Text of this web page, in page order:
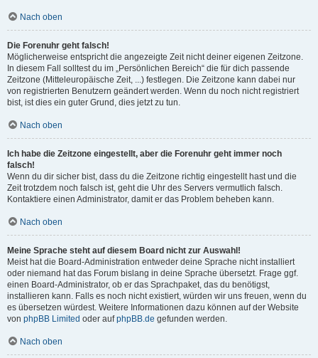
Nach oben
Die Forenuhr geht falsch!
Möglicherweise entspricht die angezeigte Zeit nicht deiner eigenen Zeitzone.
In diesem Fall solltest du im „Persönlichen Bereich“ die für dich passende
Zeitzone (Mitteleuropäische Zeit, ...) festlegen. Die Zeitzone kann dabei nur
von registrierten Benutzern geändert werden. Wenn du noch nicht registriert
bist, ist dies ein guter Grund, dies jetzt zu tun.
Nach oben
Ich habe die Zeitzone eingestellt, aber die Forenuhr geht immer noch
falsch!
Wenn du dir sicher bist, dass du die Zeitzone richtig eingestellt hast und die
Zeit trotzdem noch falsch ist, geht die Uhr des Servers vermutlich falsch.
Kontaktiere einen Administrator, damit er das Problem beheben kann.
Nach oben
Meine Sprache steht auf diesem Board nicht zur Auswahl!
Meist hat die Board-Administration entweder deine Sprache nicht installiert
oder niemand hat das Forum bislang in deine Sprache übersetzt. Frage ggf.
einen Board-Administrator, ob er das Sprachpaket, das du benötigst,
installieren kann. Falls es noch nicht existiert, würden wir uns freuen, wenn du
es übersetzen würdest. Weitere Informationen dazu können auf der Website
von phpBB Limited oder aufphpBB.de gefunden werden.
Nach oben